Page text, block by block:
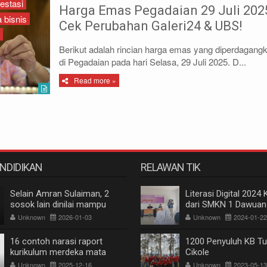
Harga Emas Pegadaian 29 Juli
Cek Perubahan Galeri24 & UBS!
Berikut adalah rincian harga emas yang
di Pegadaian pada hari Selasa, 29 Juli 2025. D...
Read more »
bisnis
Selain Amran Sulaiman, 2
sosok lain dinilai mampu
pimpin IKA Unhas, alumnus
Unknown 2026-01-03
16 contoh narasi raport
kurikulum merdeka mata
pelajaran bahasa Inggris
Unknown 2025-12-16
RELAWAN TIK
Literasi Digital 2024
dari SMKN 1
Unknown 2024-01-22
1200 Penyuluh KB
Cikole
Unknown 2023-05-13